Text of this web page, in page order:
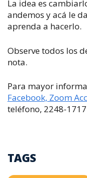
La idea es
andemos y acá le
aprenda a hacerlo.
Observe todos los
nota.
Para mayor
Facebook, Zoom
teléfono, 2248-
TAGS